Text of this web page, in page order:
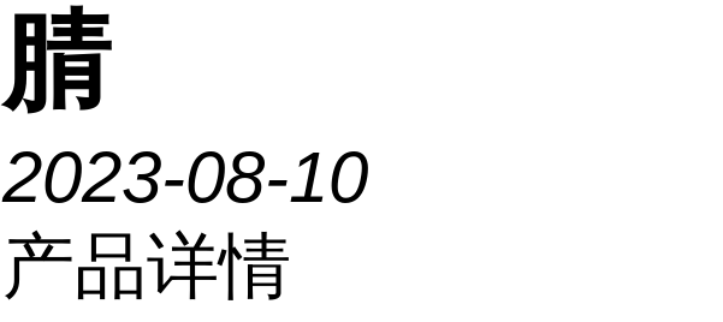
腈
2023-08-10
产品详情